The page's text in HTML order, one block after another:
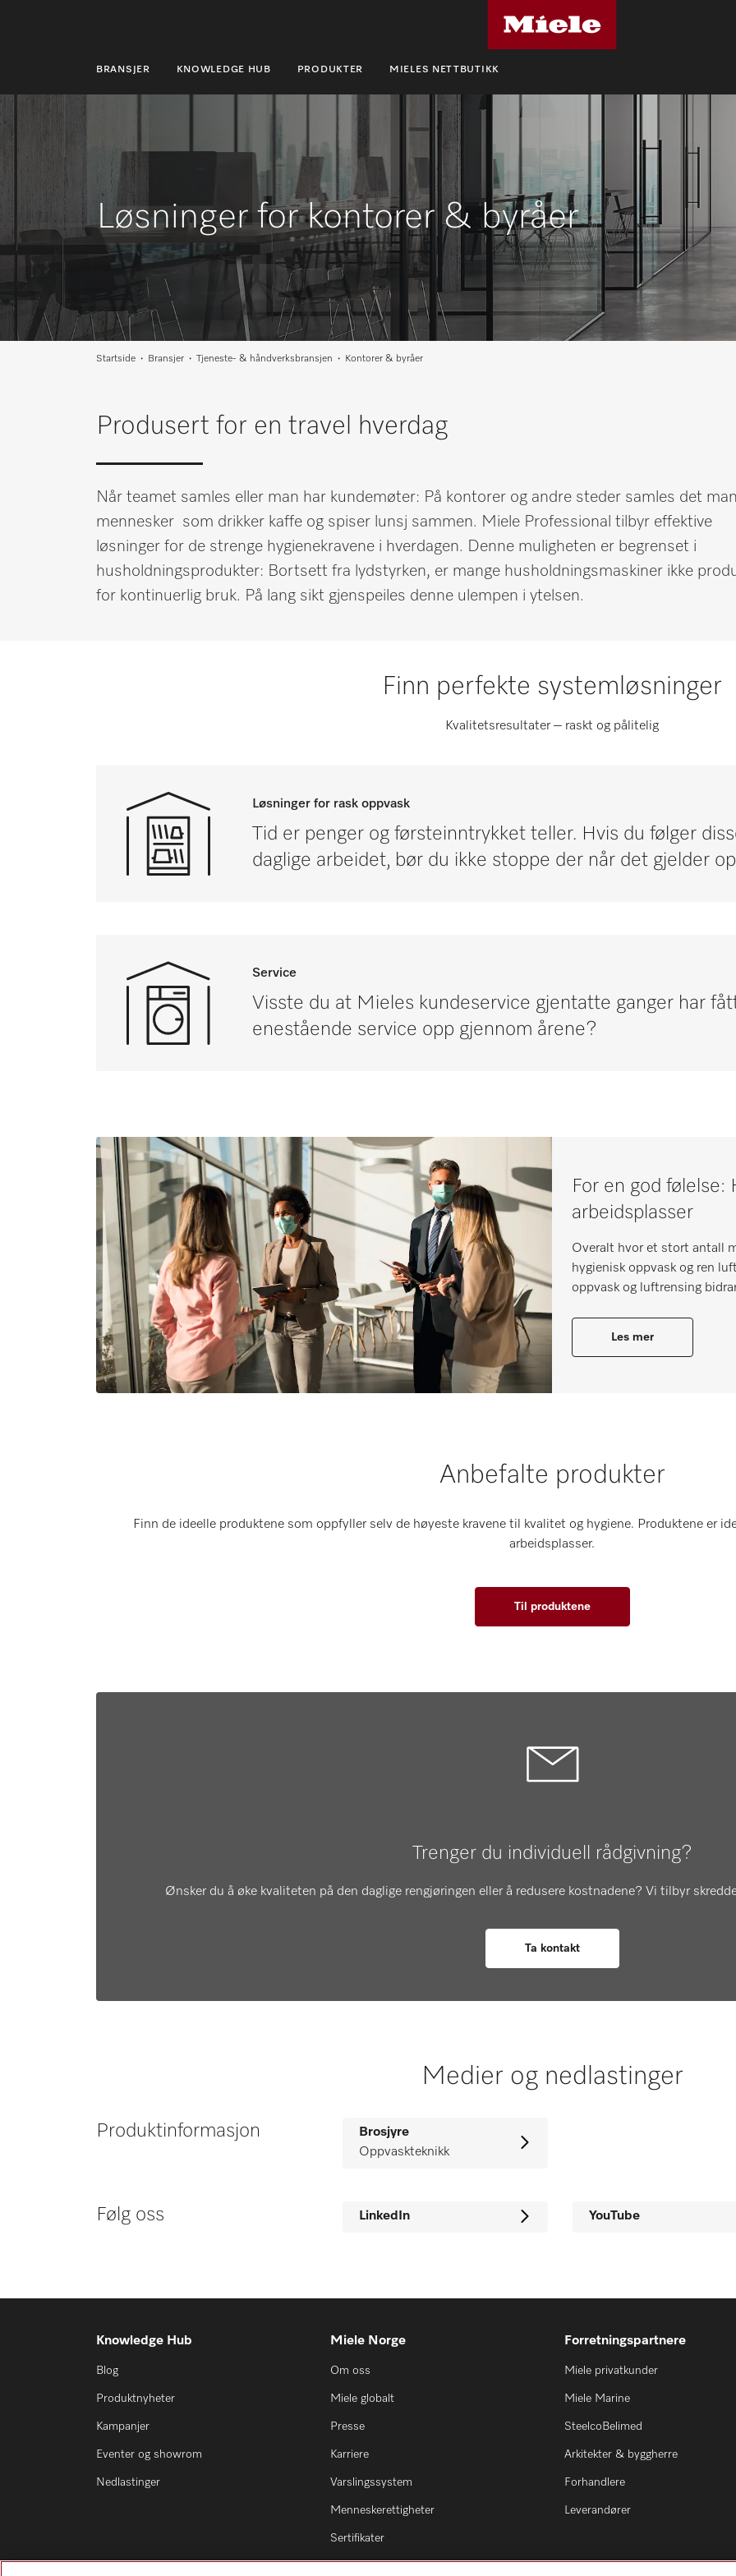
BRANSJER KNOWLEDGE HUB PRODUKTER MIELES NETTBUTIKK
BRANSJER
PRODUKTER
MIELES NETTBUTIKK
SERVICE & SUPPORT
PRIVATKUNDER
Miele MOVE
Løsninger for kontorer & byråer
Startside Bransjer Tjeneste- & håndverksbransjen Kontorer & byråer
Produsert for en travel hverdag
Når teamet samles eller man har kundemøter: På kontorer og andre steder samles det
mennesker som drikker kaffe og spiser lunsj sammen. Miele Professional tilbyr effektive
løsninger for de strenge hygienekravene i hverdagen. Denne muligheten er begrenset i
husholdningsprodukter: Bortsett fra lydstyrken, er mange husholdningsmaskiner ikke
for kontinuerlig bruk. På lang sikt gjenspeiles denne ulempen i ytelsen.
Finn perfekte systemløsninger
Kvalitetsresultater – raskt og pålitelig
Løsninger for rask oppvask
Tid er penger og førsteinntrykket teller. Hvis du følger
daglige arbeidet, bør du ikke stoppe der når det gjelder
Service
Visste du at Mieles kundeservice gjentatte ganger har
enestående service opp gjennom årene?
For en god
arbeidsplasser
Overalt hvor et stort antall
hygienisk oppvask og ren
oppvask og luftrensing
Les mer
Anbefalte produkter
Finn de ideelle produktene som oppfyller selv de høyeste kravene til kvalitet og hygiene. Produktene er
arbeidsplasser.
Til produktene
Trenger du individuell rådgivning?
Ønsker du å øke kvaliteten på den daglige rengjøringen eller å redusere kostnadene? Vi tilbyr
Ta kontakt
Medier og nedlastinger
Produktinformasjon
Brosjyre
Oppvaskteknikk
Følg oss LinkedIn YouTube
Knowledge Hub
Blog
Produktnyheter
Kampanjer
Eventer og showrom
Nedlastinger
Miele Norge
Om oss
Miele globalt
Presse
Karriere
Varslingssystem
Menneskerettigheter
Sertifikater
Forretningspartnere
Miele privatkunder
Miele Marine
SteelcoBelimed
Arkitekter & byggherre
Forhandlere
Leverandører